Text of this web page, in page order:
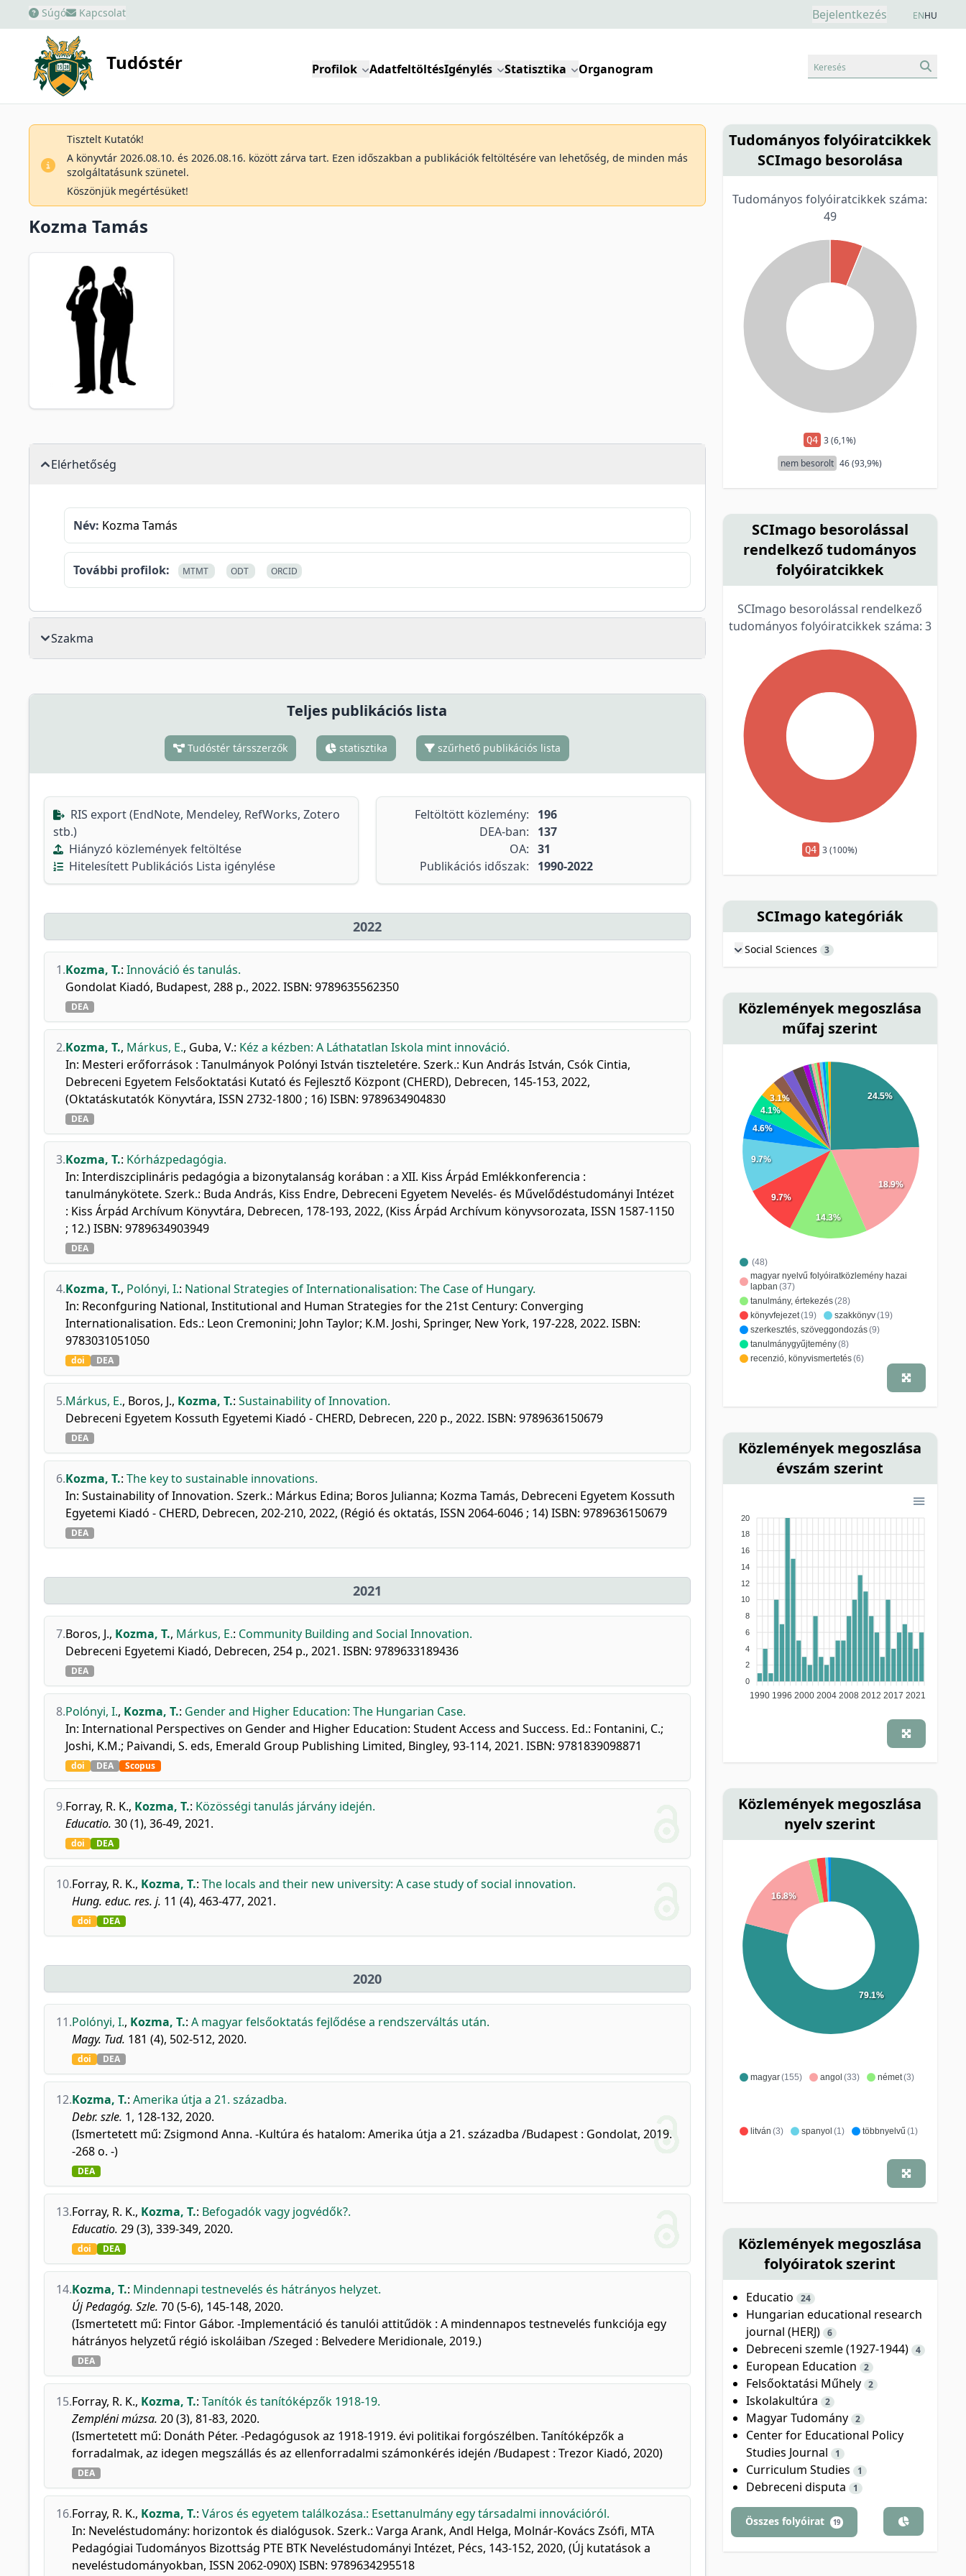
Súgó Kapcsolat Bejelentkezés ENHU
Tudóstér Profilok AdatfeltöltésIgénylés Statisztika Organogram Keresés
Tisztelt Kutatók!
A könyvtár 2026.08.10. és 2026.08.16. között zárva tart. Ezen időszakban a publikációk feltöltésére van lehetőség, de minden más
szolgáltatásunk szünetel.
Köszönjük megértésüket!
Kozma Tamás
Elérhetőség
Név: Kozma Tamás
További profilok: MTMT ODT ORCID
Szakma
Teljes publikációs lista
Tudóstér társszerzők statisztika szűrhető publikációs lista
RIS export (EndNote, Mendeley, RefWorks, Zotero
stb.)
Hiányzó közlemények feltöltése
Hitelesített Publikációs Lista igénylése
Feltöltött közlemény:
196
DEA-ban:
137
OA: 31
Publikációs időszak:
1990-2022
2022
1.Kozma, T.: Innováció és tanulás.
Gondolat Kiadó, Budapest, 288 p., 2022. ISBN: 9789635562350
DEA
2.Kozma, T., Márkus, E., Guba, V.: Kéz a kézben: A Láthatatlan Iskola mint innováció.
In: Mesteri erőforrások : Tanulmányok Polónyi István tiszteletére. Szerk.: Kun András István, Csók Cintia,
Debreceni Egyetem Felsőoktatási Kutató és Fejlesztő Központ (CHERD), Debrecen, 145-153, 2022,
(Oktatáskutatók Könyvtára, ISSN 2732-1800 ; 16) ISBN: 9789634904830
DEA
3.Kozma, T.: Kórházpedagógia.
In: Interdiszciplináris pedagógia a bizonytalanság korában : a XII. Kiss Árpád Emlékkonferencia :
tanulmánykötete. Szerk.: Buda András, Kiss Endre, Debreceni Egyetem Nevelés- és Művelődéstudományi Intézet
: Kiss Árpád Archívum Könyvtára, Debrecen, 178-193, 2022, (Kiss Árpád Archívum könyvsorozata, ISSN 1587-1150
; 12.) ISBN: 9789634903949
DEA
4.Kozma, T., Polónyi, I.: National Strategies of Internationalisation: The Case of Hungary.
In: Reconfguring National, Institutional and Human Strategies for the 21st Century: Converging
Internationalisation. Eds.: Leon Cremonini; John Taylor; K.M. Joshi, Springer, New York, 197-228, 2022. ISBN:
9783031051050
doi DEA
5.Márkus, E., Boros, J., Kozma, T.: Sustainability of Innovation.
Debreceni Egyetem Kossuth Egyetemi Kiadó - CHERD, Debrecen, 220 p., 2022. ISBN: 9789636150679
DEA
6.Kozma, T.: The key to sustainable innovations.
In: Sustainability of Innovation. Szerk.: Márkus Edina; Boros Julianna; Kozma Tamás, Debreceni Egyetem Kossuth
Egyetemi Kiadó - CHERD, Debrecen, 202-210, 2022, (Régió és oktatás, ISSN 2064-6046 ; 14) ISBN: 9789636150679
DEA
2021
7.Boros, J., Kozma, T., Márkus, E.: Community Building and Social Innovation.
Debreceni Egyetemi Kiadó, Debrecen, 254 p., 2021. ISBN: 9789633189436
DEA
8.Polónyi, I., Kozma, T.: Gender and Higher Education: The Hungarian Case.
In: International Perspectives on Gender and Higher Education: Student Access and Success. Ed.: Fontanini, C.;
Joshi, K.M.; Paivandi, S. eds, Emerald Group Publishing Limited, Bingley, 93-114, 2021. ISBN: 9781839098871
doi DEA Scopus
9.Forray, R. K., Kozma, T.: Közösségi tanulás járvány idején.
Educatio. 30 (1), 36-49, 2021.
doi DEA
10.Forray, R. K., Kozma, T.: The locals and their new university: A case study of social innovation.
Hung. educ. res. j. 11 (4), 463-477, 2021.
doi DEA
2020
11.Polónyi, I., Kozma, T.: A magyar felsőoktatás fejlődése a rendszerváltás után.
Magy. Tud. 181 (4), 502-512, 2020.
doi DEA
12.Kozma, T.: Amerika útja a 21. századba.
Debr. szle. 1, 128-132, 2020.
(Ismertetett mű: Zsigmond Anna. -Kultúra és hatalom: Amerika útja a 21. századba /Budapest : Gondolat, 2019.
-268 o. -)
DEA
13.Forray, R. K., Kozma, T.: Befogadók vagy jogvédők?.
Educatio. 29 (3), 339-349, 2020.
doi DEA
14.Kozma, T.: Mindennapi testnevelés és hátrányos helyzet.
Új Pedagóg. Szle. 70 (5-6), 145-148, 2020.
(Ismertetett mű: Fintor Gábor. -Implementáció és tanulói attitűdök : A mindennapos testnevelés funkciója egy
hátrányos helyzetű régió iskoláiban /Szeged : Belvedere Meridionale, 2019.)
DEA
15.Forray, R. K., Kozma, T.: Tanítók és tanítóképzők 1918-19.
Zempléni múzsa. 20 (3), 81-83, 2020.
(Ismertetett mű: Donáth Péter. -Pedagógusok az 1918-1919. évi politikai forgószélben. Tanítóképzők a
forradalmak, az idegen megszállás és az ellenforradalmi számonkérés idején /Budapest : Trezor Kiadó, 2020)
DEA
16.Forray, R. K., Kozma, T.: Város és egyetem találkozása.: Esettanulmány egy társadalmi innovációról.
In: Neveléstudomány: horizontok és dialógusok. Szerk.: Varga Arank, Andl Helga, Molnár-Kovács Zsófi, MTA
Pedagógiai Tudományos Bizottság PTE BTK Neveléstudományi Intézet, Pécs, 143-152, 2020, (Új kutatások a
neveléstudományokban, ISSN 2062-090X) ISBN: 9789634295518
Tudományos folyóiratcikkek
SCImago besorolása
Tudományos folyóiratcikkek száma:
49
Q4 3 (6,1%)
nem besorolt 46 (93,9%)
SCImago besorolással
rendelkező tudományos
folyóiratcikkek
SCImago besorolással rendelkező
tudományos folyóiratcikkek száma: 3
Q4 3 (100%)
SCImago kategóriák
Social Sciences 3
Közlemények megoszlása
műfaj szerint
(48)
magyar nyelvű folyóiratközlemény hazai
lapban (37)
tanulmány, értekezés(28)
könyvfejezet(19) szakkönyv(19)
szerkesztés, szöveggondozás(9)
tanulmánygyűjtemény(8)
recenzió, könyvismertetés(6)
idegen nyelvű folyóiratközlemény hazai
lapban(4)
lexikon szócikk(1)
magyar nyelvű folyóiratközlemény külföldi
lapban(1)
életrajz
(1)
24.5%
18.9%
14.3%
9.7%
9.7%
4.6%
4.1%
3.1%
Közlemények megoszlása
évszám szerint
20
18
16
14
12
10
8
6
4
2
0
1990 1996 2000 2004 2008 2012 2017 2021
Közlemények megoszlása
nyelv szerint
magyar(155) angol (33) német(3)
litván (3) spanyol (1) többnyelvű (1)
79.1%
16.8%
Közlemények megoszlása
folyóiratok szerint
Educatio 24
Hungarian educational research
journal (HERJ) 6
Debreceni szemle (1927-1944) 4
European Education 2
Felsőoktatási Műhely 2
Iskolakultúra 2
Magyar Tudomány 2
Center for Educational Policy
Studies Journal
1
Curriculum Studies 1
Debreceni disputa 1
Összes folyóirat 19